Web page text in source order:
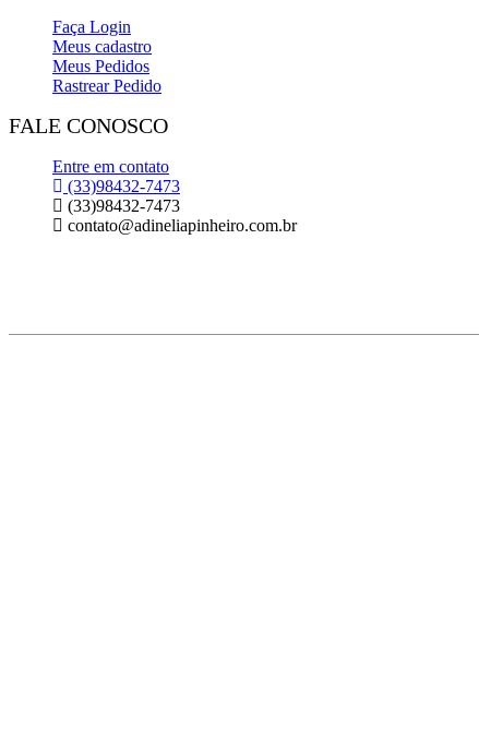
Faça Login
Meus cadastro
Meus Pedidos
Rastrear Pedido
FALE CONOSCO
Entre em contato
(33)98432-7473
(33)98432-7473
contato@adineliapinheiro.com.br